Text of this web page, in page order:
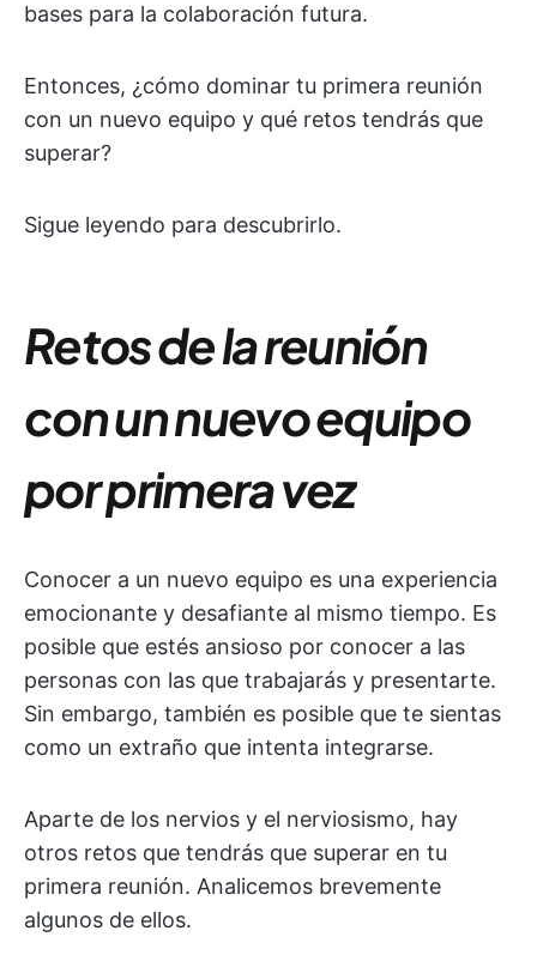
bases para la colaboración futura.
Entonces, ¿cómo dominar tu primera reunión
con un nuevo equipo y qué retos tendrás que
superar?
Sigue leyendo para descubrirlo.
Retos de la reunión
con un nuevo equipo
por primera vez
Conocer a un nuevo equipo es una experiencia
emocionante y desafiante al mismo tiempo. Es
posible que estés ansioso por conocer a las
personas con las que trabajarás y presentarte.
Sin embargo, también es posible que te sientas
como un extraño que intenta integrarse.
Aparte de los nervios y el nerviosismo, hay
otros retos que tendrás que superar en tu
primera reunión. Analicemos brevemente
algunos de ellos.